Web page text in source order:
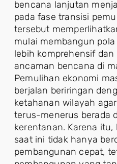
bencana lanjutan
pada fase transisi
tersebut
mulai membangun
lebih komprehensif
ancaman bencana di
Pemulihan ekonomi
berjalan beriringan
ketahanan wilayah
terus-menerus berada
kerentanan. Karena
saat ini tidak hanya
pembangunan cepat,